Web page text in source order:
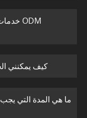
كيف يمكنني
ما هي المدة التي